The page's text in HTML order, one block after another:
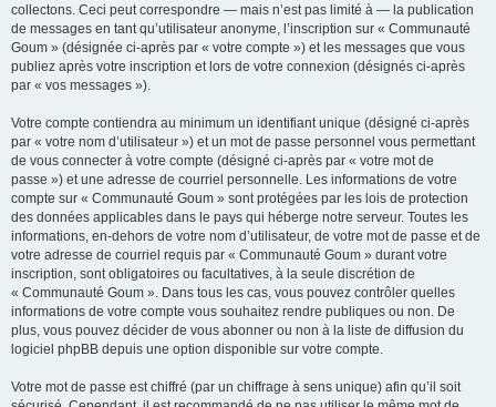
collectons. Ceci peut correspondre — mais n’est pas limité à — la publication
de messages en tant qu’utilisateur anonyme, l’inscription sur « Communauté
Goum » (désignée ci-après par « votre compte ») et les messages que vous
publiez après votre inscription et lors de votre connexion (désignés ci-après
par « vos messages »).
Votre compte contiendra au minimum un identifiant unique (désigné ci-après
par « votre nom d’utilisateur ») et un mot de passe personnel vous permettant
de vous connecter à votre compte (désigné ci-après par « votre mot de
passe ») et une adresse de courriel personnelle. Les informations de votre
compte sur « Communauté Goum » sont protégées par les lois de protection
des données applicables dans le pays qui héberge notre serveur. Toutes les
informations, en-dehors de votre nom d’utilisateur, de votre mot de passe et de
votre adresse de courriel requis par « Communauté Goum » durant votre
inscription, sont obligatoires ou facultatives, à la seule discrétion de
« Communauté Goum ». Dans tous les cas, vous pouvez contrôler quelles
informations de votre compte vous souhaitez rendre publiques ou non. De
plus, vous pouvez décider de vous abonner ou non à la liste de diffusion du
logiciel phpBB depuis une option disponible sur votre compte.
Votre mot de passe est chiffré (par un chiffrage à sens unique) afin qu’il soit